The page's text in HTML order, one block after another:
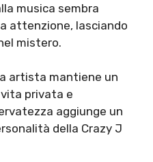
musica sembra
attenzione, lasciando
mistero.
artista mantiene un
privata e
aggiunge un
della Crazy J